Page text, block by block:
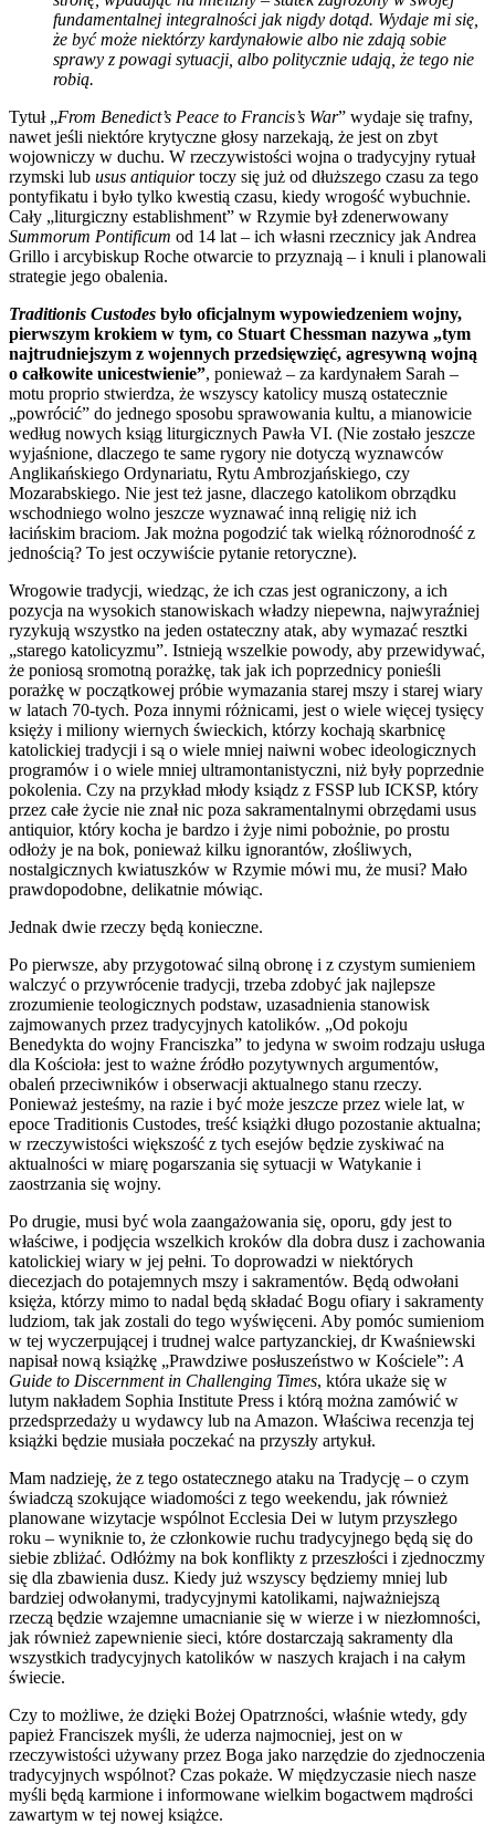
fundamentalnej integralności jak nigdy dotąd. Wydaje mi się,
że być może niektórzy kardynałowie albo nie zdają sobie
sprawy z powagi sytuacji, albo politycznie udają, że tego nie
robią.
Tytuł „From Benedict’s Peace to Francis’s War” wydaje się trafny,
nawet jeśli niektóre krytyczne głosy narzekają, że jest on zbyt
wojowniczy w duchu. W rzeczywistości wojna o tradycyjny rytuał
rzymski lub usus antiquiortoczy się już od dłuższego czasu za tego
pontyfikatu i było tylko kwestią czasu, kiedy wrogość wybuchnie.
Cały „liturgiczny establishment” w Rzymie był zdenerwowany
Summorum Pontificum od 14 lat – ich własni rzecznicy jak Andrea
Grillo i arcybiskup Roche otwarcie to przyznają – i knuli i planowali
strategie jego obalenia.
Traditionis Custodes było oficjalnym wypowiedzeniem wojny,
pierwszym krokiem w tym, co Stuart Chessman nazywa „tym
najtrudniejszym z wojennych przedsięwzięć, agresywną wojną
o całkowite unicestwienie”, ponieważ – za kardynałem Sarah –
motu proprio stwierdza, że wszyscy katolicy muszą ostatecznie
„powrócić” do jednego sposobu sprawowania kultu, a mianowicie
według nowych ksiąg liturgicznych Pawła VI. (Nie zostało jeszcze
wyjaśnione, dlaczego te same rygory nie dotyczą wyznawców
Anglikańskiego Ordynariatu, Rytu Ambrozjańskiego, czy
Mozarabskiego. Nie jest też jasne, dlaczego katolikom obrządku
wschodniego wolno jeszcze wyznawać inną religię niż ich
łacińskim braciom. Jak można pogodzić tak wielką różnorodność z
jednością? To jest oczywiście pytanie retoryczne).
Wrogowie tradycji, wiedząc, że ich czas jest ograniczony, a ich
pozycja na wysokich stanowiskach władzy niepewna, najwyraźniej
ryzykują wszystko na jeden ostateczny atak, aby wymazać resztki
„starego katolicyzmu”. Istnieją wszelkie powody, aby przewidywać,
że poniosą sromotną porażkę, tak jak ich poprzednicy ponieśli
porażkę w początkowej próbie wymazania starej mszy i starej wiary
w latach 70-tych. Poza innymi różnicami, jest o wiele więcej tysięcy
księży i miliony wiernych świeckich, którzy kochają skarbnicę
katolickiej tradycji i są o wiele mniej naiwni wobec ideologicznych
programów i o wiele mniej ultramontanistyczni, niż były poprzednie
pokolenia. Czy na przykład młody ksiądz z FSSP lub ICKSP, który
przez całe życie nie znał nic poza sakramentalnymi obrzędami usus
antiquior, który kocha je bardzo i żyje nimi pobożnie, po prostu
odłoży je na bok, ponieważ kilku ignorantów, złośliwych,
nostalgicznych kwiatuszków w Rzymie mówi mu, że musi? Mało
prawdopodobne, delikatnie mówiąc.
Jednak dwie rzeczy będą konieczne.
Po pierwsze, aby przygotować silną obronę i z czystym sumieniem
walczyć o przywrócenie tradycji, trzeba zdobyć jak najlepsze
zrozumienie teologicznych podstaw, uzasadnienia stanowisk
zajmowanych przez tradycyjnych katolików. „Od pokoju
Benedykta do wojny Franciszka” to jedyna w swoim rodzaju usługa
dla Kościoła: jest to ważne źródło pozytywnych argumentów,
obaleń przeciwników i obserwacji aktualnego stanu rzeczy.
Ponieważ jesteśmy, na razie i być może jeszcze przez wiele lat, w
epoce Traditionis Custodes, treść książki długo pozostanie aktualna;
w rzeczywistości większość z tych esejów będzie zyskiwać na
aktualności w miarę pogarszania się sytuacji w Watykanie i
zaostrzania się wojny.
Po drugie, musi być wola zaangażowania się, oporu, gdy jest to
właściwe, i podjęcia wszelkich kroków dla dobra dusz i zachowania
katolickiej wiary w jej pełni. To doprowadzi w niektórych
diecezjach do potajemnych mszy i sakramentów. Będą odwołani
księża, którzy mimo to nadal będą składać Bogu ofiary i sakramenty
ludziom, tak jak zostali do tego wyświęceni. Aby pomóc sumieniom
w tej wyczerpującej i trudnej walce partyzanckiej, dr Kwaśniewski
napisał nową książkę „Prawdziwe posłuszeństwo w Kościele”: A
Guide to Discernment in Challenging Times, która ukaże się w
lutym nakładem Sophia Institute Press i którą można zamówić w
przedsprzedaży u wydawcy lub na Amazon. Właściwa recenzja tej
książki będzie musiała poczekać na przyszły artykuł.
Mam nadzieję, że z tego ostatecznego ataku na Tradycję – o czym
świadczą szokujące wiadomości z tego weekendu, jak również
planowane wizytacje wspólnot Ecclesia Dei w lutym przyszłego
roku – wyniknie to, że członkowie ruchu tradycyjnego będą się do
siebie zbliżać. Odłóżmy na bok konflikty z przeszłości i zjednoczmy
się dla zbawienia dusz. Kiedy już wszyscy będziemy mniej lub
bardziej odwołanymi, tradycyjnymi katolikami, najważniejszą
rzeczą będzie wzajemne umacnianie się w wierze i w niezłomności,
jak również zapewnienie sieci, które dostarczają sakramenty dla
wszystkich tradycyjnych katolików w naszych krajach i na całym
świecie.
Czy to możliwe, że dzięki Bożej Opatrzności, właśnie wtedy, gdy
papież Franciszek myśli, że uderza najmocniej, jest on w
rzeczywistości używany przez Boga jako narzędzie do zjednoczenia
tradycyjnych wspólnot? Czas pokaże. W międzyczasie niech nasze
myśli będą karmione i informowane wielkim bogactwem mądrości
zawartym w tej nowej książce.